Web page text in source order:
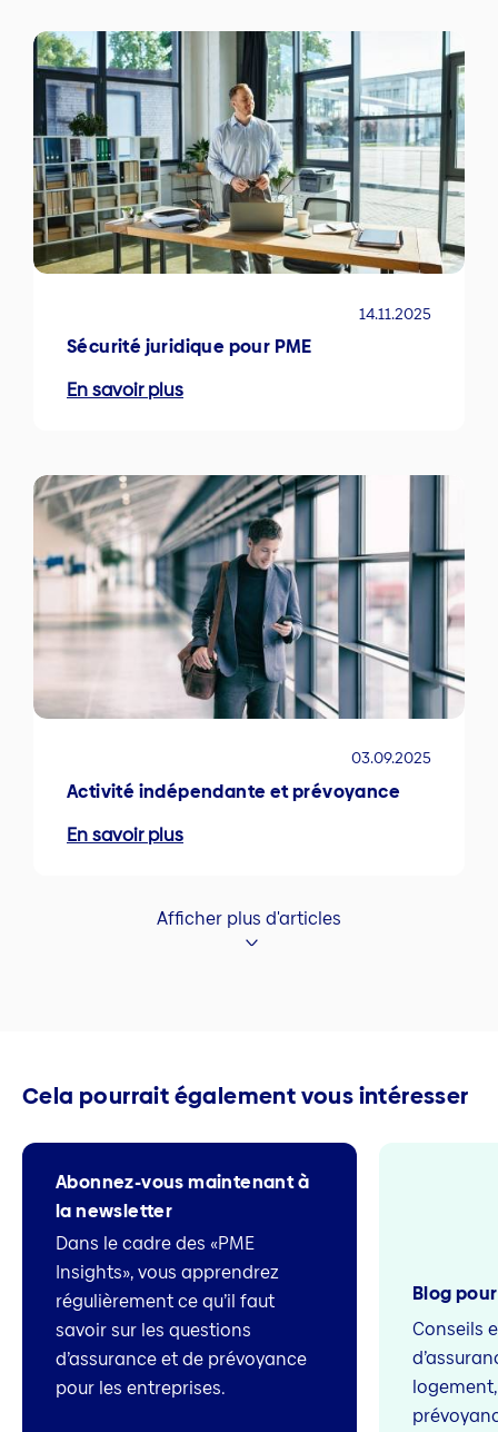
14.11.2025
Sécurité juridique pour PME
En savoir plus
03.09.2025
Activité indépendante et prévoyance
En savoir plus
Afficher plus d'articles
Cela pourrait également vous intéresser
Abonnez-vous maintenant à
la newsletter
Dans le cadre des «PME
Insights», vous apprendrez
régulièrement ce qu’il faut
savoir sur les questions
d’assurance et de prévoyance
pour les entreprises.
Blog
Conseils